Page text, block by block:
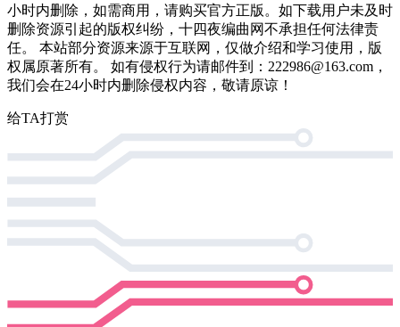
小时内删除，如需商用，请购买官方正版。如下载用户未及时
删除资源引起的版权纠纷，十四夜编曲网不承担任何法律责
任。 本站部分资源来源于互联网，仅做介绍和学习使用，版
权属原著所有。 如有侵权行为请邮件到：222986@163.com，
我们会在24小时内删除侵权内容，敬请原谅！
给TA打赏